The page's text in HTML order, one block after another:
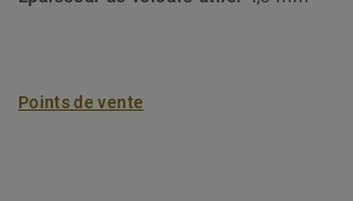
Points de vente